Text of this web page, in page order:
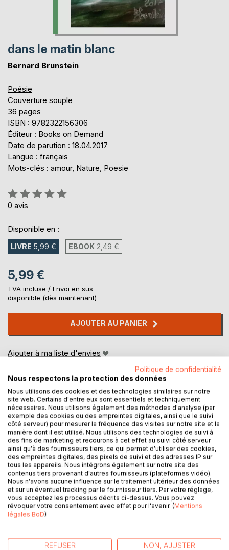
dans le matin blanc
Bernard Brunstein
Poésie
Couverture souple
36 pages
ISBN : 9782322156306
Éditeur : Books on Demand
Date de parution : 18.04.2017
Langue : français
Mots-clés : amour, Nature, Poesie
Évaluation:
0%
0 avis
Disponible en :
LIVRE 5,99 € EBOOK 2,49 €
5,99 €
TVA incluse / Envoi en sus
disponible (dès maintenant)
AJOUTER AU PANIER
Ajouter à ma liste d'envies
DESCRIPTION
Quand Dame Nature se réveille les mots se bousculent
dans la tête.
AUTEUR(S)
CRITIQUES PRESSE
Politique de confidentialité
Nous respectons la protection des données
Nous utilisons des cookies et des technologies similaires sur notre
site web. Certains d'entre eux sont essentiels et techniquement
nécessaires. Nous utilisons également des méthodes d'analyse (par
exemple des cookies ou des empreintes digitales, ainsi que le suivi
côté serveur) pour mesurer la fréquence des visites sur notre site et la
manière dont il est utilisé. Nous utilisons des technologies de suivi à
des fins de marketing et recourons à cet effet au suivi côté serveur
ainsi qu'à des fournisseurs tiers, ce qui permet d'utiliser des cookies,
des empreintes digitales, des pixels de suivi et des adresses IP sur
tous les appareils. Nous intégrons également sur notre site des
contenus tiers provenant d'autres fournisseurs (plateformes vidéo).
Nous n'avons aucune influence sur le traitement ultérieur des données
et sur un éventuel tracking par le fournisseur tiers. Par votre réglage,
vous acceptez les processus décrits ci-dessus. Vous pouvez
révoquer votre consentement avec effet pour l'avenir. (Mentions
légales BoD)
REFUSER NON, AJUSTER